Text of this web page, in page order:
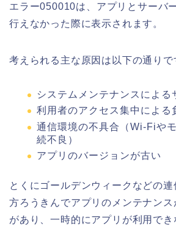
エラー050010は、アプリとサーバ
行えなかった際に表示されます。
考えられる主な原因は以下の通りで
システムメンテナンスによる
利用者のアクセス集中による
通信環境の不具合（Wi-Fiや
続不良）
アプリのバージョンが古い
とくにゴールデンウィークなどの
方ろうきんでアプリのメンテナン
があり、一時的にアプリが利用でき